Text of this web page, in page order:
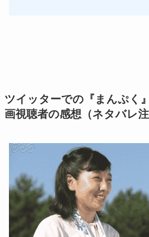
ツイッターでの『まんぷく
画視聴者の感想（ネタバレ注